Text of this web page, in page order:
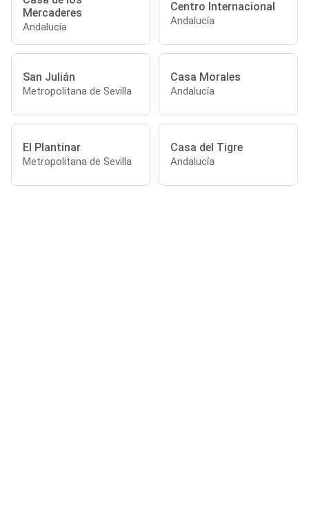
Mercaderes
Andalucía
Centro Internacional
Andalucía
San Julián
Metropolitana de Sevilla
Casa Morales
Andalucía
El Plantinar
Metropolitana de Sevilla
Casa del Tigre
Andalucía